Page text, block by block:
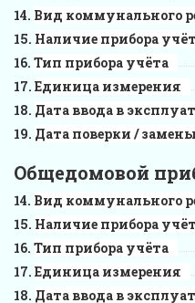
Вид коммунального
Наличие прибора
Тип прибора учёта
Единица измерения
Дата ввода в
Дата поверки /
Общедомовой
Вид коммунального
Наличие прибора
Тип прибора учёта
Единица измерения
Дата ввода в